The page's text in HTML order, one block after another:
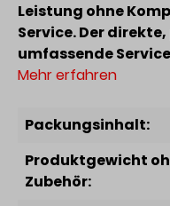
Leistung ohne
Service. Der
umfassende
Mehr erfahren
Packungsinhalt:
Produktgewicht
Zubehör: